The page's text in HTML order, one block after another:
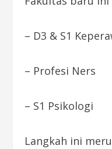
– D3 & S1
– Profesi Ners
– S1 Psikologi
Langkah ini